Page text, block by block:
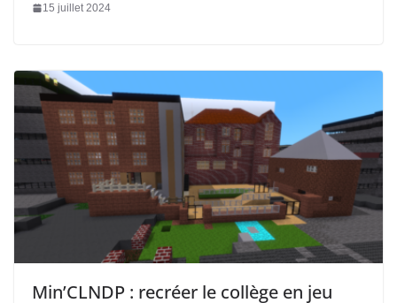
15 juillet 2024
Min’CLNDP : recréer le collège en jeu